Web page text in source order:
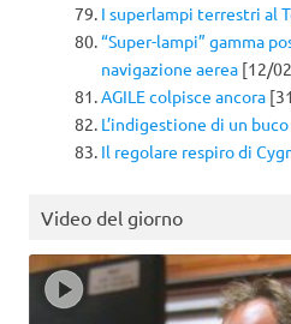
I superlampi terrestri al
“Super-lampi” gamma
navigazione aerea [12/
AGILE colpisce ancora
L’indigestione di un
Il regolare respiro di
Video del giorno